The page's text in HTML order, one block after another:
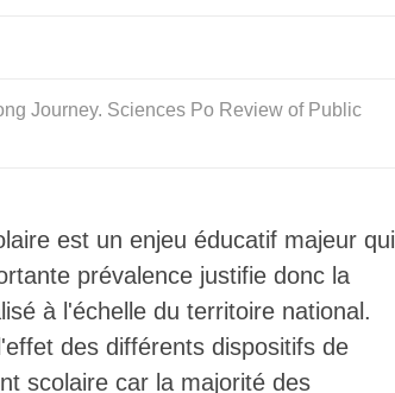
Journey. Sciences Po Review of Public
est un enjeu éducatif majeur qui
prévalence justifie donc la
à l'échelle du territoire national.
des différents dispositifs de
scolaire car la majorité des